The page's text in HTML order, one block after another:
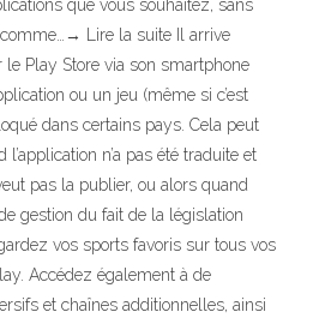
que vous souhaitez, sans
Lire la suite Il arrive
Play Store via son smartphone
ou un jeu (même si c’est
dans certains pays. Cela peut
n’a pas été traduite et
pas la publier, ou alors quand
gestion du fait de la législation
vos sports favoris sur tous vos
Accédez également à de
et chaînes additionnelles, ainsi